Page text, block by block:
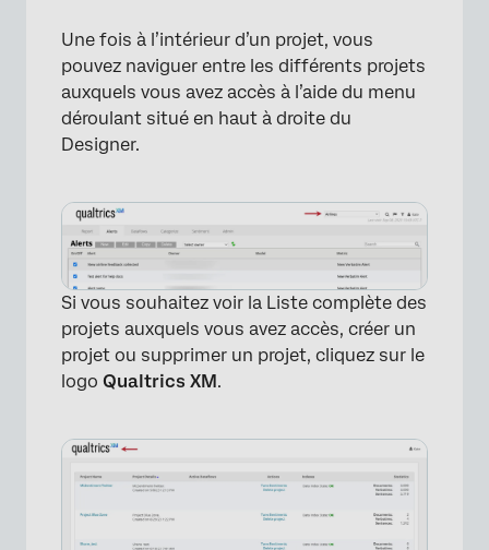
Une fois à l’intérieur d’un projet, vous
pouvez naviguer entre les différents projets
auxquels vous avez accès à l’aide du menu
déroulant situé en haut à droite du
Designer.
Si vous souhaitez voir la Liste complète des
projets auxquels vous avez accès, créer un
projet ou supprimer un projet, cliquez sur le
logo Qualtrics XM.